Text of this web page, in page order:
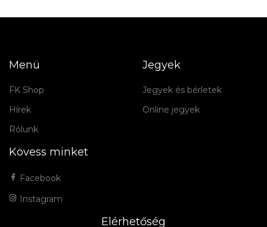
Menü
FK Shop
Hírek
Rólunk
Jegyek
Jegyek és bérletek
Online jegyek
Kövess minket
Facebook
Instagram
Elérhetőség